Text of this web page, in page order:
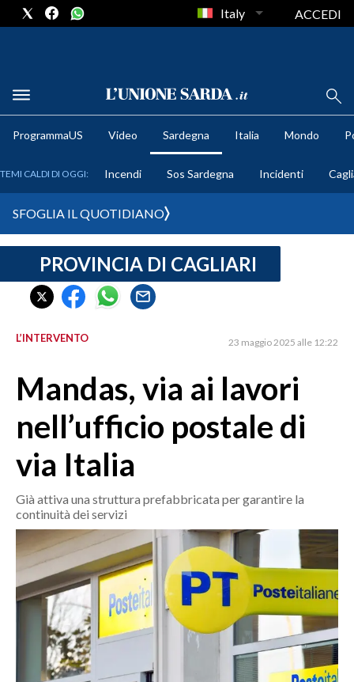
METEO
CRONACA SARDEGNA
CAGLIARI
SULCIS IGLESIENTE
ORISTANO E PROVINCIA
GALLURA
NUORO E PROVINCIA
OGLIASTRA
AGENDA
CRONACA
ITALIA
MONDO
POLITICA
ECONOMIA
Italy ACCEDI
ProgrammaUS Video Sardegna Italia Mondo
TEMI CALDI DI OGGI: Incendi Sos Sardegna Incidenti
SFOGLIA IL QUOTIDIANO
PROVINCIA DI CAGLIARI
L’INTERVENTO 23 maggio 2025 alle 12:22
Mandas, via ai lavori
nell’ufficio postale di
via Italia
Già attiva una struttura prefabbricata per garantire la
continuità dei servizi